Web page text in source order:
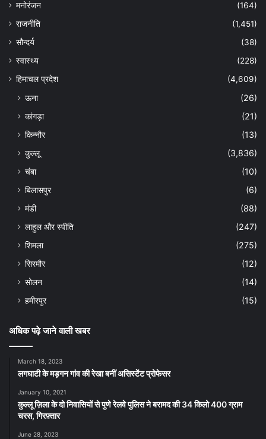
मनोरंजन
(164)
राजनीति
(1,451)
सौन्दर्य
(38)
स्वास्थ्य
(228)
हिमाचल प्रदेश
(4,609)
ऊना
(26)
कांगड़ा
(21)
किन्नौर
(13)
कुल्लू
(3,836)
चंबा
(10)
बिलासपुर
(6)
मंडी
(88)
लाहुल और स्पीति
(247)
शिमला
(275)
सिरमौर
(12)
सोलन
(14)
हमीरपुर
(15)
अधिक पढ़े जाने वाली खबर
March 18, 2023
लगघाटी के मड़गन गांव की रेखा बनीं असिस्टेंट प्रोफेसर
January 10, 2021
कुल्लू ज़िला के दो निवासियों से पुणे रेलवे पुलिस ने बरामद की 34 किलो 400 ग्राम
चरस, गिरफ़्तार
June 28, 2023